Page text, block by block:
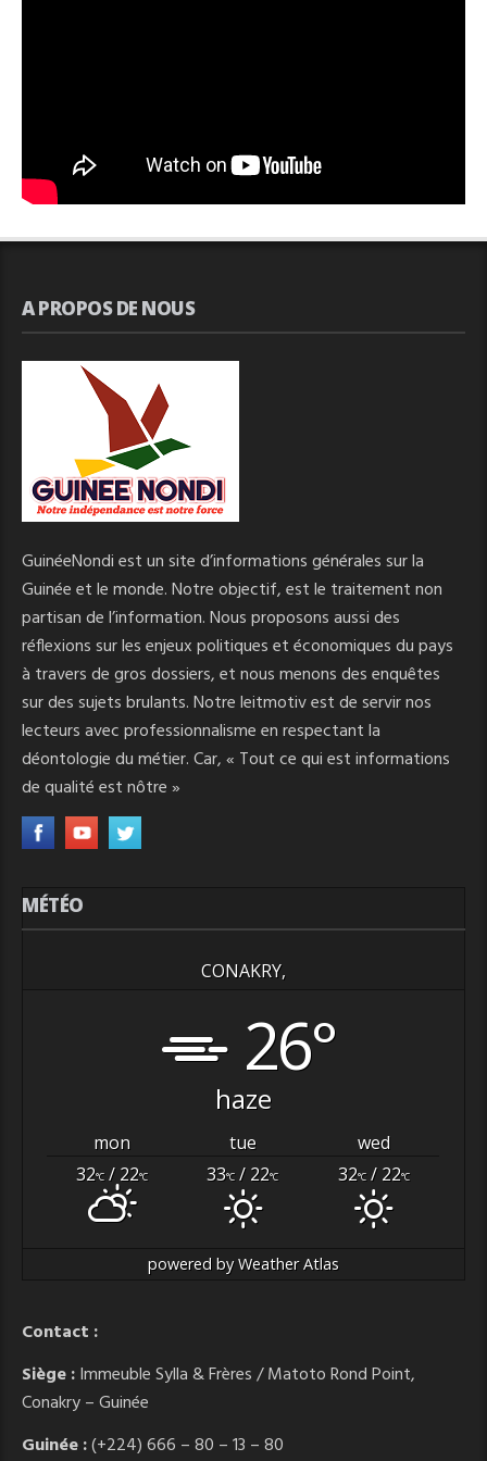
A PROPOS DE NOUS
GuinéeNondi est un site d’informations générales sur la
Guinée et le monde. Notre objectif, est le traitement non
partisan de l’information. Nous proposons aussi des
réflexions sur les enjeux politiques et économiques du pays
à travers de gros dossiers, et nous menons des enquêtes
sur des sujets brulants. Notre leitmotiv est de servir nos
lecteurs avec professionnalisme en respectant la
déontologie du métier. Car, « Tout ce qui est informations
de qualité est nôtre »
MÉTÉO
CONAKRY,
26°
haze
mon tue
wed
32°C / 22°C 33°C / 22°C 32°C/ 22°C
powered byWeather Atlas
Contact :
Siège :Immeuble Sylla & Frères / Matoto Rond Point,
Conakry – Guinée
Guinée :(+224) 666 – 80 – 13 – 80